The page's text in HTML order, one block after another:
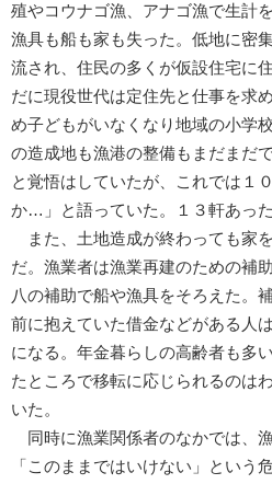
殖やコウナゴ漁、アナゴ漁で生計
漁具も船も家も失った。低地に密
流され、住民の多くが仮設住宅に
だに現役世代は定住先と仕事を求
め子どもがいなくなり地域の小学
の造成地も漁港の整備もまだまだ
と覚悟はしていたが、これでは１
か…」と語っていた。１３軒あっ
また、土地造成が終わっても家
だ。漁業者は漁業再建のための補
八の補助で船や漁具をそろえた。
前に抱えていた借金などがある人
になる。年金暮らしの高齢者も多
たところで移転に応じられるのは
いた。
同時に漁業関係者のなかでは、
「このままではいけない」という